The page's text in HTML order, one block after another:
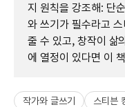
지 원칙을 강조해: 단
와 쓰기가 필수라고
줄 수 있고, 창작이 삶
에 열정이 있다면 이
작가와 글쓰기 스티븐